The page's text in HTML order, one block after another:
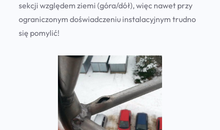
sekcji względem ziemi (góra/dół), więc nawet przy
ograniczonym doświadczeniu instalacyjnym trudno
się pomylić!